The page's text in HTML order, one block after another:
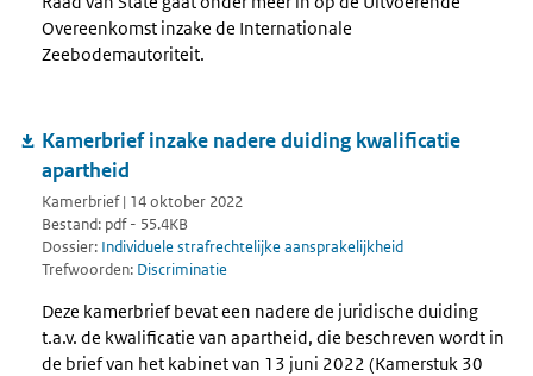
Overeenkomst inzake de Internationale
Zeebodemautoriteit.
Kamerbrief inzake nadere duiding kwalificatie
apartheid
Kamerbrief | 14 oktober 2022
Bestand: pdf - 55.4KB
Dossier: Individuele strafrechtelijke aansprakelijkheid
Trefwoorden: Discriminatie
Deze kamerbrief bevat een nadere de juridische duiding
t.a.v. de kwalificatie van apartheid, die beschreven wordt in
de brief van het kabinet van 13 juni 2022 (Kamerstuk 30